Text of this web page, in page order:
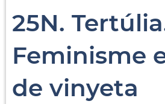
25N.
Feminisme
de vinyeta